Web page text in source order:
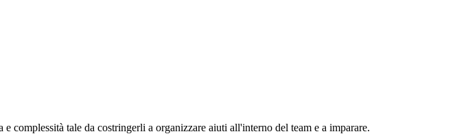
complessità tale da costringerli a organizzare aiuti all'interno del team e a imparare.